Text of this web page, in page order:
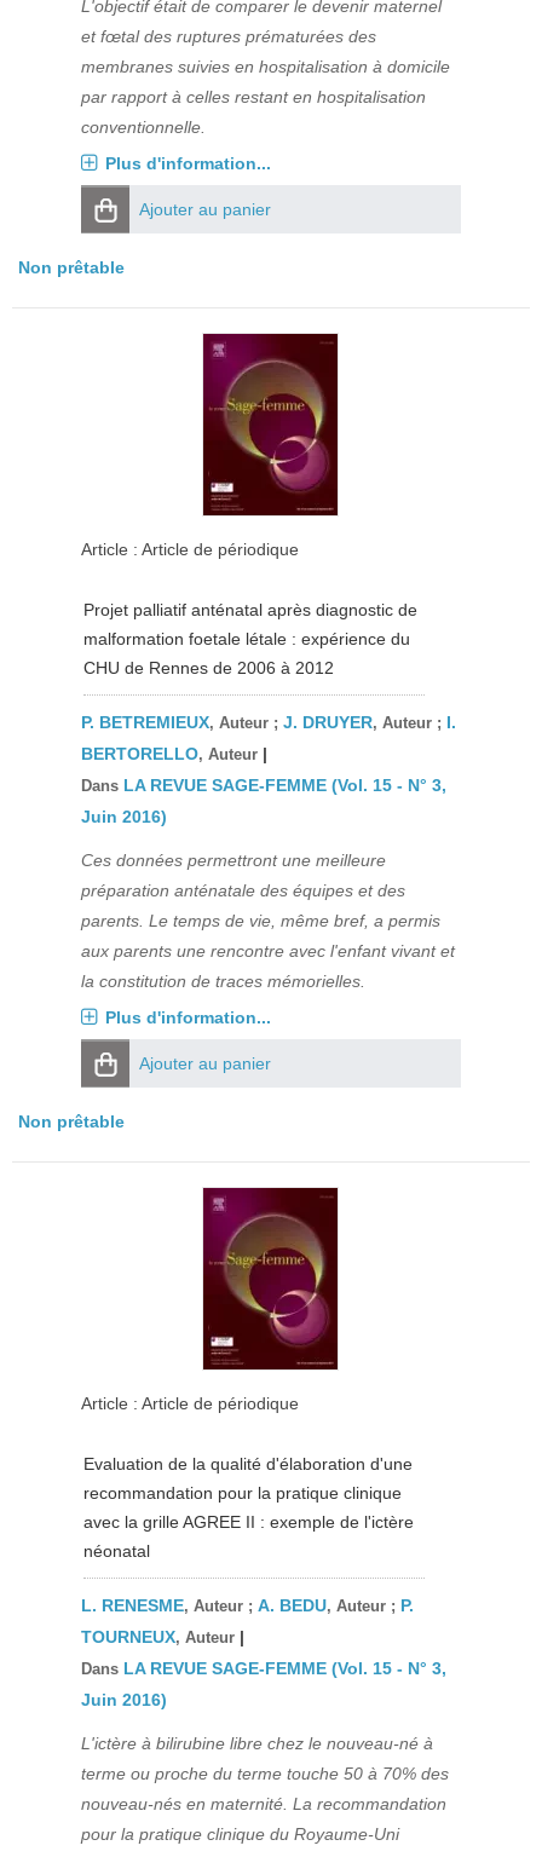
L'objectif était de comparer le devenir maternel
et fœtal des ruptures prématurées des
membranes suivies en hospitalisation à domicile
par rapport à celles restant en hospitalisation
conventionnelle.
Plus d'information...
Ajouter au panier
Non prêtable
Article : Article de périodique
Projet palliatif anténatal après diagnostic de
malformation foetale létale : expérience du
CHU de Rennes de 2006 à 2012
P. BETREMIEUX, Auteur ;J. DRUYER, Auteur ; I.
BERTORELLO, Auteur |
Dans LA REVUE SAGE-FEMME (Vol. 15 - N° 3,
Juin 2016)
Ces données permettront une meilleure
préparation anténatale des équipes et des
parents. Le temps de vie, même bref, a permis
aux parents une rencontre avec l'enfant vivant et
la constitution de traces mémorielles.
Plus d'information...
Ajouter au panier
Non prêtable
Article : Article de périodique
Evaluation de la qualité d'élaboration d'une
recommandation pour la pratique clinique
avec la grille AGREE II : exemple de l'ictère
néonatal
L. RENESME, Auteur ;A. BEDU, Auteur ; P.
TOURNEUX, Auteur |
Dans LA REVUE SAGE-FEMME (Vol. 15 - N° 3,
Juin 2016)
L'ictère à bilirubine libre chez le nouveau-né à
terme ou proche du terme touche 50 à 70% des
nouveau-nés en maternité. La recommandation
pour la pratique clinique du Royaume-Uni